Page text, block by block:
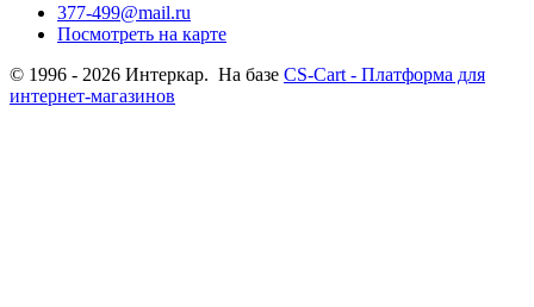
377-499@mail.ru
Посмотреть на карте
© 1996 - 2026 Интеркар. На базе CS-Cart - Платформа для
интернет-магазинов